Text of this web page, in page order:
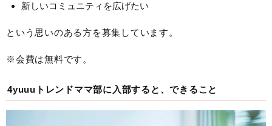
新しいコミュニティを広げたい
という思いのある方を募集しています。
※会費は無料です。
4yuuuトレンドママ部に入部すると、できること